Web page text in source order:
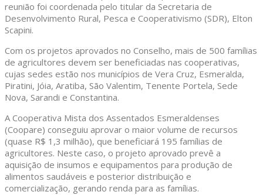
reunião foi coordenada pelo titular da Secretaria de
Desenvolvimento Rural, Pesca e Cooperativismo (SDR), Elton
Scapini.
Com os projetos aprovados no Conselho, mais de 500 famílias
de agricultores devem ser beneficiadas nas cooperativas,
cujas sedes estão nos municípios de Vera Cruz, Esmeralda,
Piratini, Jóia, Aratiba, São Valentim, Tenente Portela, Sede
Nova, Sarandi e Constantina.
A Cooperativa Mista dos Assentados Esmeraldenses
(Coopare) conseguiu aprovar o maior volume de recursos
(quase R$ 1,3 milhão), que beneficiará 195 famílias de
agricultores. Neste caso, o projeto aprovado prevê a
aquisição de insumos e equipamentos para produção de
alimentos saudáveis e posterior distribuição e
comercialização, gerando renda para as famílias.